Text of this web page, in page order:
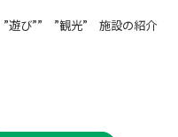
遊び”” ”観光” 施設の紹介